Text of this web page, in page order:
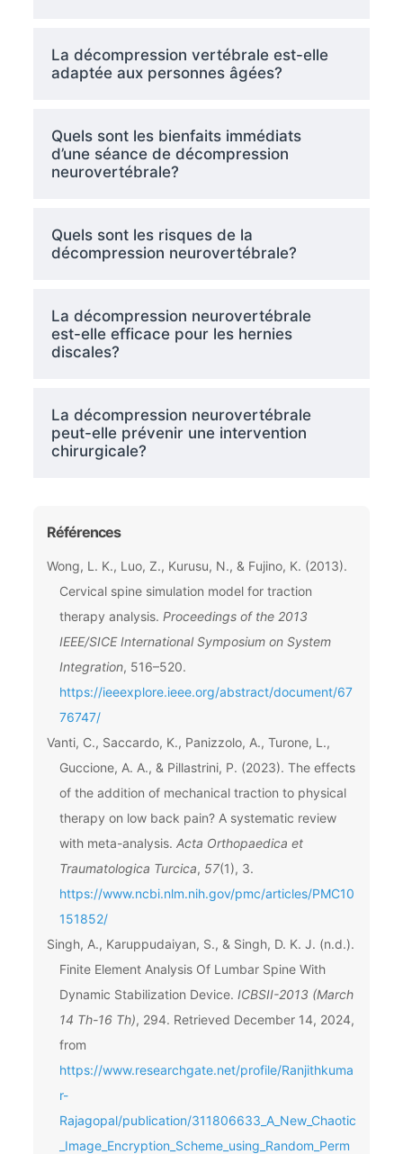
La décompression vertébrale est-elle
adaptée aux personnes âgées?
Quels sont les bienfaits immédiats
d’une séance de décompression
neurovertébrale?
Quels sont les risques de la
décompression neurovertébrale?
La décompression neurovertébrale
est-elle efficace pour les hernies
discales?
La décompression neurovertébrale
peut-elle prévenir une intervention
chirurgicale?
Références
Wong, L. K., Luo, Z., Kurusu, N., & Fujino, K. (2013).
Cervical spine simulation model for traction
therapy analysis. Proceedings of the 2013
IEEE/SICE International Symposium on System
Integration, 516–520.
https://ieeexplore.ieee.org/abstract/document/67
76747/
Vanti, C., Saccardo, K., Panizzolo, A., Turone, L.,
Guccione, A. A., & Pillastrini, P. (2023). The effects
of the addition of mechanical traction to physical
therapy on low back pain? A systematic review
with meta-analysis. Acta Orthopaedica et
Traumatologica Turcica, 57(1), 3.
https://www.ncbi.nlm.nih.gov/pmc/articles/PMC10
151852/
Singh, A., Karuppudaiyan, S., & Singh, D. K. J. (n.d.).
Finite Element Analysis Of Lumbar Spine With
Dynamic Stabilization Device. ICBSII-2013 (March
14 Th-16 Th), 294. Retrieved December 14, 2024,
from
https://www.researchgate.net/profile/Ranjithkuma
r-
Rajagopal/publication/311806633_A_New_Chaotic
_Image_Encryption_Scheme_using_Random_Perm